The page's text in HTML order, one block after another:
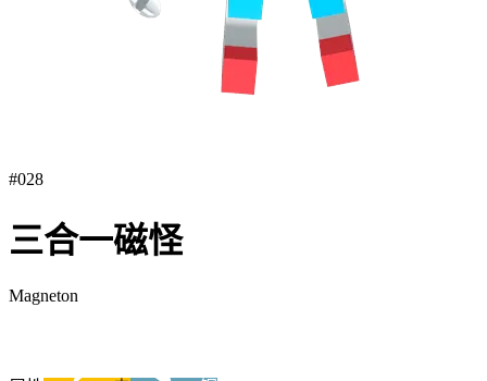
#028
三合一磁怪
Magneton